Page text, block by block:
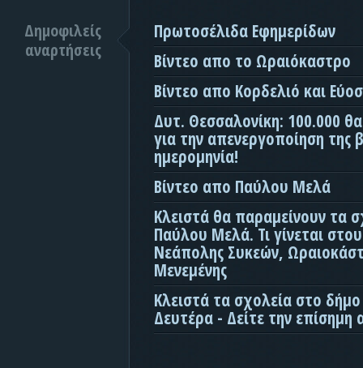
Δημοφιλείς
αναρτήσεις
Πρωτοσέλιδα Εφημερίδων
Βίντεο απο το Ωραιόκαστρο
Βίντεο απο Κορδελιό και
Δυτ. Θεσσαλονίκη: 100.000
για την απενεργοποίηση της
ημερομηνία!
Βίντεο απο Παύλου Μελά
Κλειστά θα παραμείνουν τα
Παύλου Μελά. Τι γίνεται
Νεάπολης Συκεών,
Μενεμένης
Κλειστά τα σχολεία στο
Δευτέρα - Δείτε την επίσημη